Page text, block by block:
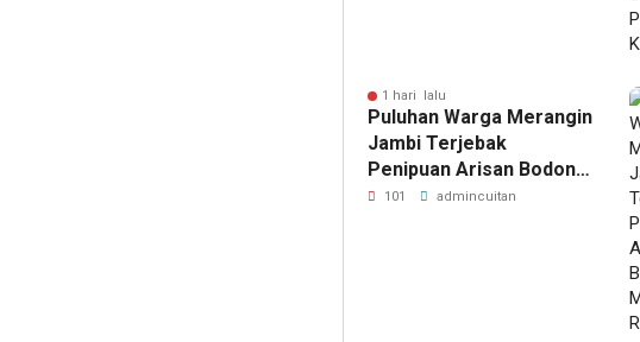
1 hari lalu
Puluhan Warga Merangin
Jambi Terjebak
Penipuan Arisan Bodong
Miliaran Rupiah
101 admincuitan